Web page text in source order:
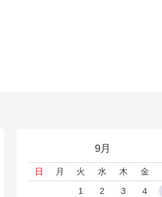
9月
日 月 火 水 木 金
1
2 3 4